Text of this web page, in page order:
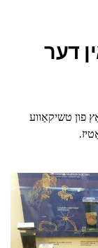
דער
פון טשיקאַווע